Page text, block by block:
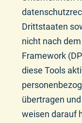
Drittstaaten
nicht nach
Framework
diese Tools
übertragen
weisen darauf